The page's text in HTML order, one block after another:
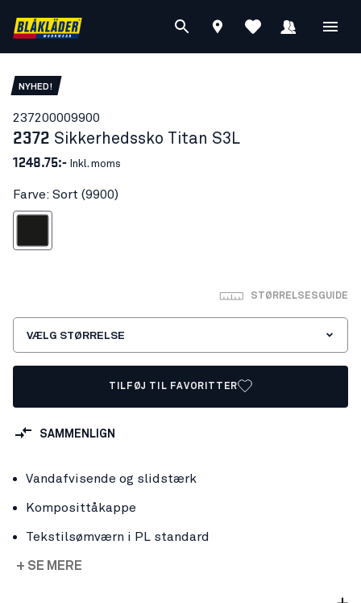
NYHED!
237200009900
2372 Sikkerhedssko Titan S3L
1248.75:- Inkl. moms
Farve: Sort (9900)
STØRRELSESGUIDE
VÆLG STØRRELSE
TILFØJ TIL FAVORITTER
SAMMENLIGN
Vandafvisende og slidstærk
Komposittåkappe
Tekstilsømværn i PL standard
+ SE MERE